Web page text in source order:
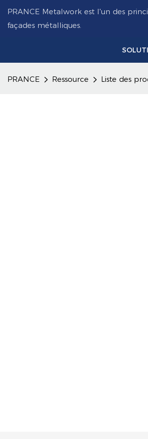
PRANCE Metalwork est l'un des
façades métalliques.
PRANCE Ressource Liste des